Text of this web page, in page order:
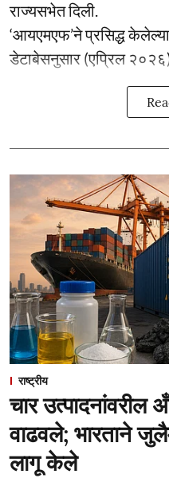
राज्यसभेत दिली.
‘आयएमएफ’ने प्रसिद्ध
डेटाबेसनुसार (एप्रिल २०२६),
राष्ट्रीय
चार उत्पादनांवरील
वाढवले; भारताने
लागू केले